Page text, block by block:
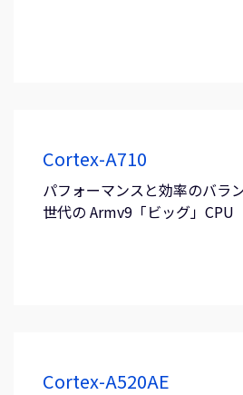
Cortex-A710
パフォーマンスと効率のバラ
世代の Armv9「ビッグ」CPU
Cortex-A520AE